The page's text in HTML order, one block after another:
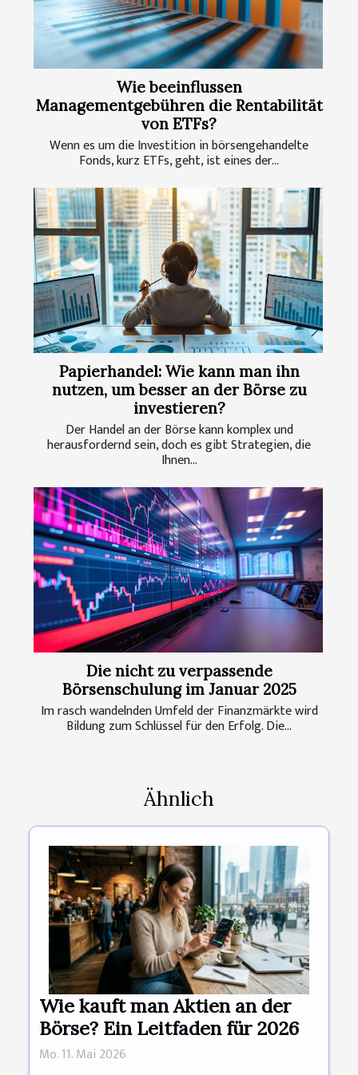
Wie beeinflussen
Managementgebühren die Rentabilität
von ETFs?
Wenn es um die Investition in börsengehandelte
Fonds, kurz ETFs, geht, ist eines der...
Papierhandel: Wie kann man ihn
nutzen, um besser an der Börse zu
investieren?
Der Handel an der Börse kann komplex und
herausfordernd sein, doch es gibt Strategien, die
Ihnen...
Die nicht zu verpassende
Börsenschulung im Januar 2025
Im rasch wandelnden Umfeld der Finanzmärkte wird
Bildung zum Schlüssel für den Erfolg. Die...
Ähnlich
Wie kauft man Aktien an der
Börse? Ein Leitfaden für 2026
Mo. 11. Mai 2026